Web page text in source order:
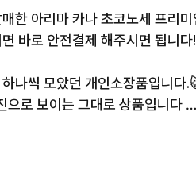
한 아리마 카나 초코노세 프리
바로 안전결제 해주시면 됩니다!
나씩 모았던 개인소장품입니다
으로 보이는 그대로 상품입니다
드립니다